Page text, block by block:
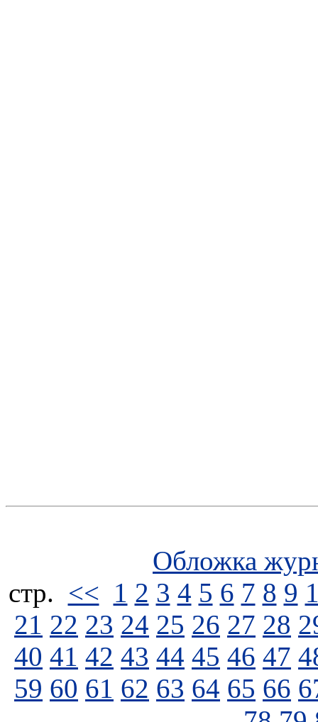
Обложка
стp. << 1 2 3 4 5 6 7 8 9
21 22 23 24 25 26 27 28
40 41 42 43 44 45 46 47
59 60 61 62 63 64 65 66